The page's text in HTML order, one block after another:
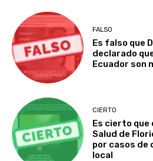
FALSO
Es falso que
declarado
Ecuador son
CIERTO
Es cierto que
Salud de
por casos de
local